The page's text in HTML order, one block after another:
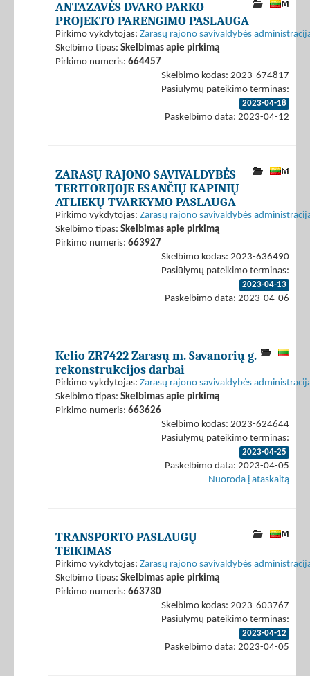
ANTAZAVĖS DVARO PARKO
PROJEKTO PARENGIMO PASLAUGA
Pirkimo vykdytojas: Zarasų rajono savivaldybės
Skelbimo tipas: Skelbimas apie pirkimą
Pirkimo numeris: 664457
Skelbimo kodas: 2023-674817
Pasiūlymų pateikimo terminas:
2023-04-18
Paskelbimo data: 2023-04-12
ZARASŲ RAJONO SAVIVALDYBĖS
TERITORIJOJE ESANČIŲ KAPINIŲ
ATLIEKŲ TVARKYMO PASLAUGA
Pirkimo vykdytojas: Zarasų rajono savivaldybės
Skelbimo tipas: Skelbimas apie pirkimą
Pirkimo numeris: 663927
Skelbimo kodas: 2023-636490
Pasiūlymų pateikimo terminas:
2023-04-13
Paskelbimo data: 2023-04-06
Kelio ZR7422 Zarasų m. Savanorių g.
rekonstrukcijos darbai
Pirkimo vykdytojas: Zarasų rajono savivaldybės
Skelbimo tipas: Skelbimas apie pirkimą
Pirkimo numeris: 663626
Skelbimo kodas: 2023-624644
Pasiūlymų pateikimo terminas:
2023-04-25
Paskelbimo data: 2023-04-05
Nuoroda į ataskaitą
TRANSPORTO PASLAUGŲ
TEIKIMAS
Pirkimo vykdytojas: Zarasų rajono savivaldybės
Skelbimo tipas: Skelbimas apie pirkimą
Pirkimo numeris: 663730
Skelbimo kodas: 2023-603767
Pasiūlymų pateikimo terminas:
2023-04-12
Paskelbimo data: 2023-04-05